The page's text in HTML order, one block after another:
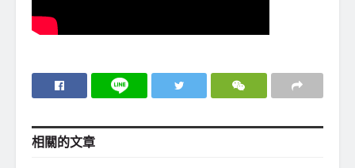
相關的文章